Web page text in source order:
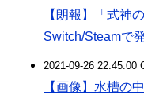
【朗報】「式神
Switch/Steamで
2021-09-26 22:45:00
【画像】水槽の